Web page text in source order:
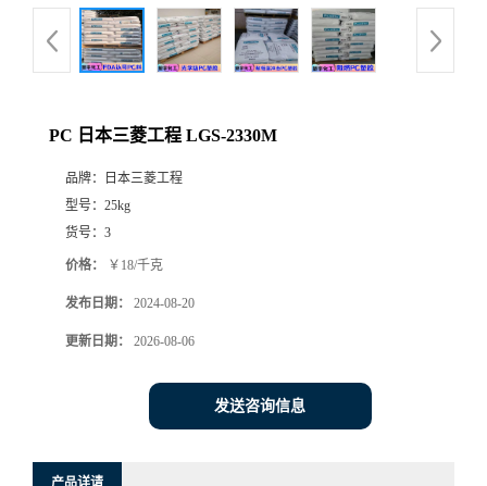
PC 日本三菱工程 LGS-2330M
品牌：
日本三菱工程
型号： 25kg
货号： 3
价格： ￥18/千克
发布日期： 2024-08-20
更新日期： 2026-08-06
发送咨询信息
产品详请